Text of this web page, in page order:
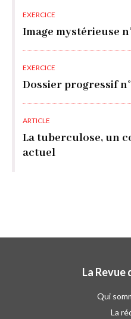
EXERCICE
Image mystérieuse
EXERCICE
Dossier progressif
ARTICLE
La tuberculose, un
actuel
La Revue
Qui
La